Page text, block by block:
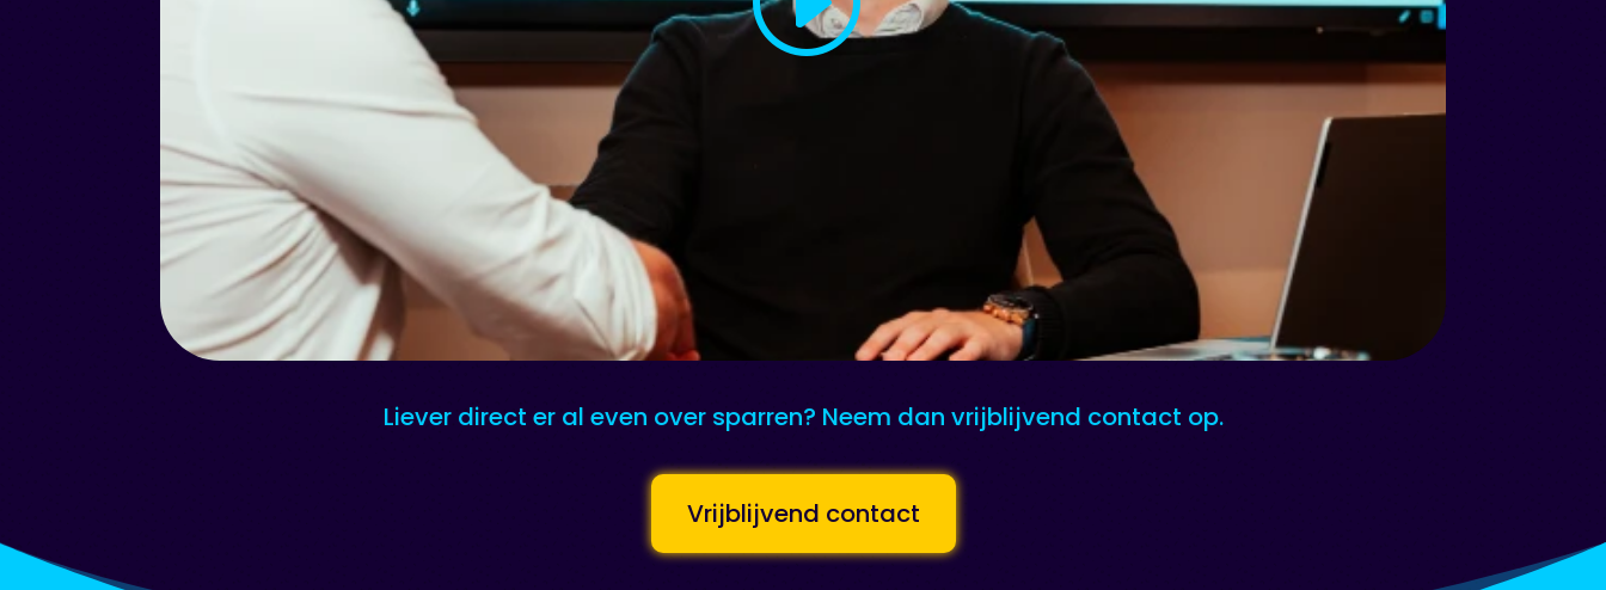
Liever direct er al even over sparren? Neem dan vrijblijvend contact op.
Vrijblijvend contact